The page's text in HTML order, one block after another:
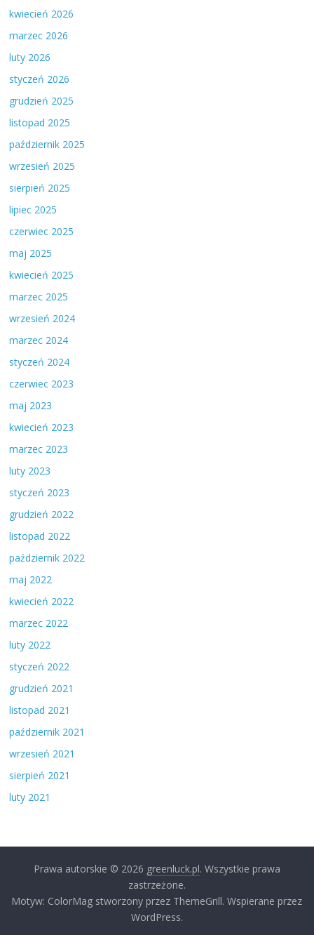
kwiecień 2026
marzec 2026
luty 2026
styczeń 2026
grudzień 2025
listopad 2025
październik 2025
wrzesień 2025
sierpień 2025
lipiec 2025
czerwiec 2025
maj 2025
kwiecień 2025
marzec 2025
wrzesień 2024
marzec 2024
styczeń 2024
czerwiec 2023
maj 2023
kwiecień 2023
marzec 2023
luty 2023
styczeń 2023
grudzień 2022
listopad 2022
październik 2022
maj 2022
kwiecień 2022
marzec 2022
luty 2022
styczeń 2022
grudzień 2021
listopad 2021
październik 2021
wrzesień 2021
sierpień 2021
luty 2021
Prawa autorskie © 2026 greenluck.pl. Wszystkie prawa
zastrzeżone.
Motyw: ColorMag stworzony przez ThemeGrill. Wspierane przez
WordPress.